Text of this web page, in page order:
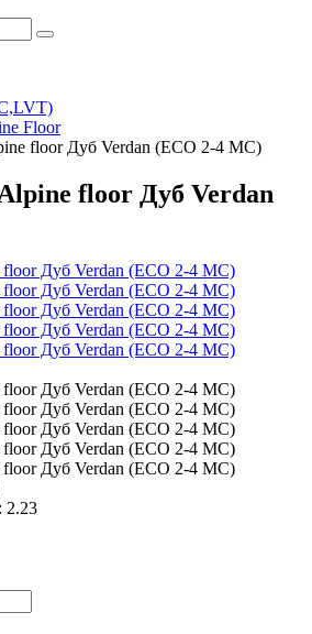
Floor
floor Дуб Verdan (ECO 2-4 MC)
floor Дуб Verdan
2.23